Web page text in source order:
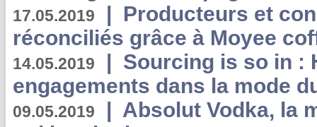
17.05.2019 | Producteurs et
réconciliés grâce à Moyee
14.05.2019 | Sourcing is so in :
engagements dans la mode
09.05.2019 | Absolut Vodka, la